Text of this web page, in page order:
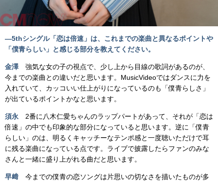
―5thシングル「恋は倍速」は、これまでの楽曲と異なるポイントや
「僕青らしい」と感じる部分を教えてください。
金澤強気な女の子の視点で、少し上から目線の歌詞があるのが、
今までの楽曲との違いだと思います。MusicVideoではダンスに力を
入れていて、カッコいい仕上がりになっているのも「僕青らしさ」
が出ているポイントかなと思います。
須永 2番に八木仁愛ちゃんのラップパートがあって、それが「恋は
倍速」の中でも印象的な部分になっていると思います。逆に「僕青
らしい」のは、明るくキャッチーなテンポ感と一度聴いただけで耳
に残る楽曲になっている点です。ライブで披露したらファンのみな
さんと一緒に盛り上がれる曲だと思います。
早﨑 今までの僕青の恋ソングは片思いの切なさを描いたものが多